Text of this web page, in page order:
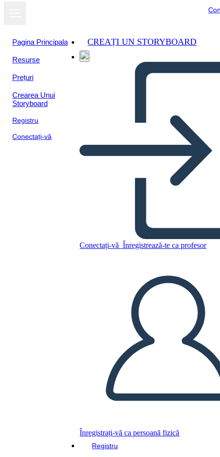
Pagina Principala
Resurse
Prețuri
Crearea Unui
Storyboard
Registru
Conectați-vă
CREAȚI UN STORYBOARD
Conectați-vă Înregistrează-te ca profesor
Înregistrați-vă ca persoană fizică
Registru
Copiați acest Storyboard
REDAȚI PREZENTAREA DE DIAPOZITIVE
CITESTE-MI